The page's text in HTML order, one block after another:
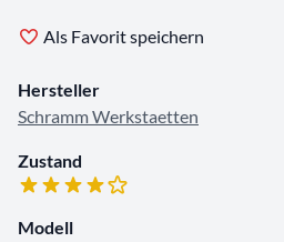
Als Favorit speichern
Hersteller
Schramm Werkstaetten
Zustand
Modell